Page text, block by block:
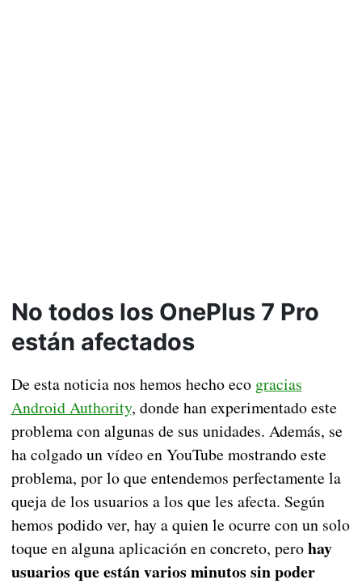
No todos los OnePlus 7 Pro
están afectados
De esta noticia nos hemos hecho eco gracias
Android Authority, donde han experimentado este
problema con algunas de sus unidades. Además, se
ha colgado un vídeo en YouTube mostrando este
problema, por lo que entendemos perfectamente la
queja de los usuarios a los que les afecta. Según
hemos podido ver, hay a quien le ocurre con un solo
toque en alguna aplicación en concreto, perohay
usuarios que están varios minutos sin poder